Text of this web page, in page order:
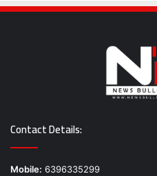
Contact Details:
Mobile: 6396335299